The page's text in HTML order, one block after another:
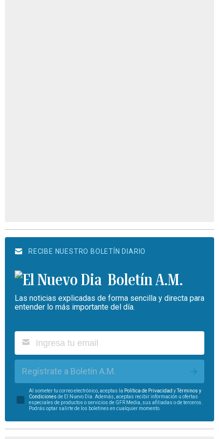
RECIBE NUESTRO BOLETÍN DIARIO
Boletín A.M.
Las noticias explicadas de forma sencilla y directa para
entender lo más importante del día.
Regístrate a Boletín A.M.
Al someter tu correo electrónico, aceptas la Política de Privacidad yTérminos y
Condiciones de El Nuevo Día. Además, aceptas recibir información u ofertas
especiales de productos o servicios de GFR Media, sus afiliadas o de terceros.
Podrás optar salirte de los boletines en cualquier momento.